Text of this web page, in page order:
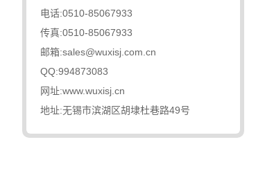
电话:0510-85067933
传真:0510-85067933
邮箱:sales@wuxisj.com.cn
QQ:994873083
网址:www.wuxisj.cn
地址:无锡市滨湖区胡埭杜巷路49号